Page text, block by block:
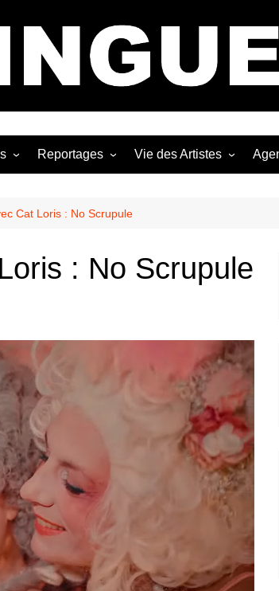
Bastringue
Reportages
Photographies
Vie des Artistes
Cat Loris : No Scrupule
: No Scrupule